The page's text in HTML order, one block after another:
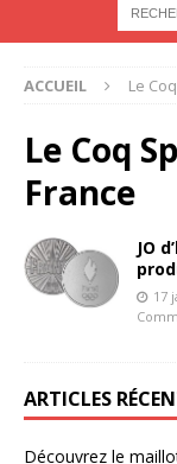
ACCUEIL Le
Le Coq
France
JO
17
ARTICLES
Découvrez le